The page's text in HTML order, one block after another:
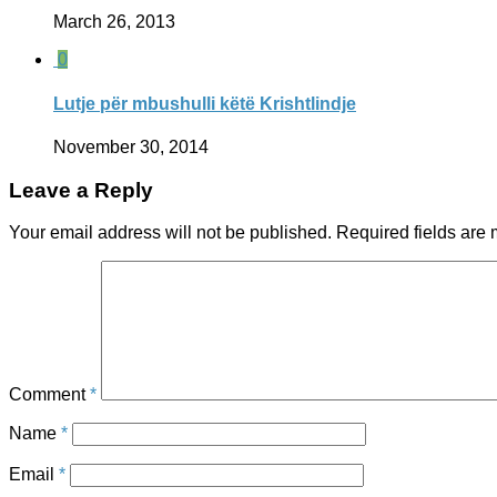
March 26, 2013
0
Lutje për mbushulli këtë Krishtlindje
November 30, 2014
Leave a Reply
Your email address will not be published. Required fields are
Comment*
Name *
Email *